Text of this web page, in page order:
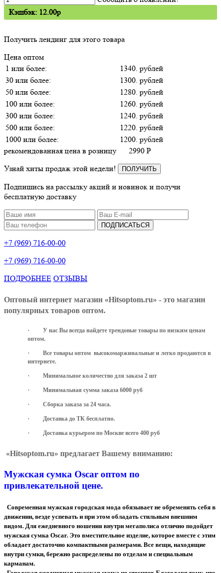
Кэшбэк: 12.00p
Получить лендинг для этого товара
Цена оптом
1 или более:
1340. рублей
30 или более:
1300. рублей
50 или более:
1280. рублей
100 или более:
1260. рублей
300 или более:
1240. рублей
500 или более:
1220. рублей
1000 или более:
1200. рублей
рекомендованная цена в розницу
2990 P
Узнай хиты продаж этой недели!
ПОЛУЧИТЬ
Подпишись на рассылку акций и новинок и получи
бесплатную доставку
ПОДПИСАТЬСЯ
+7 (969) 716-00-00
+7 (969) 716-00-00
ПОДРОБНЕЕ ОТЗЫВЫ
Оптовый интернет магазин «Hitsoptom.ru» - это магазин
популярных товаров оптом.
·
У нас Вы всегда найдете трендовые товары по низким ценам
оптом.
·
Все товары оптом высокомаржинальные и легко продаются в
интернете.
· Минимальное количество для заказа 2 шт
· Минимальная сумма заказа 6000 руб
· Сборка заказа за 24 часа.
· Доставка до ТК бесплатно.
· Доставка курьером по Москве всего 400 руб
«Hitsoptom.ru» предлагает Вашему вниманию:
Мужская сумка Oscar оптом по
привлекательной цене.
Современная мужская городская мода обязывает не обременять себя в
движении, везде успевать и при этом обладать стильным внешним
видом. Для ежедневного ношения внутри мегаполиса отлично подойдет
мужская сумка Oscar. Это вместительное изделие, которое вместе с этим
обладает достаточно компактными размерами. Все вещи, находящие
внутри сумки, бережно распределены по отделам и специальным
карманам.